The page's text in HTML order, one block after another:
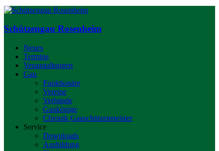
Schützengau Rosenheim
Neues
Termine
Veranstaltungen
Gau
Funktionäre
Vereine
Verbände
Gaukönige
Chronik Gauschützenmeister
Service
Downloads
Ausbildung